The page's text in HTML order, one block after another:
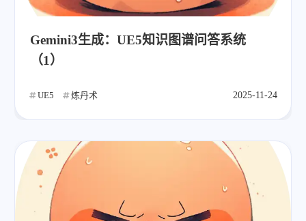
Gemini3生成：UE5知识图谱问答系统
（1）
UE5 炼丹术 2025-11-24